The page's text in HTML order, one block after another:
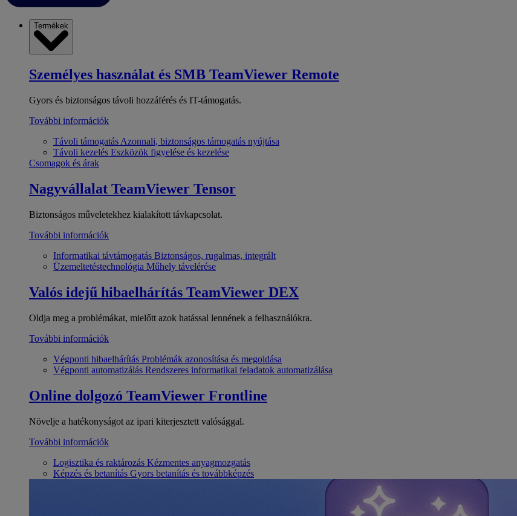
Termékek
Személyes használat és SMB TeamViewer Remote
Gyors és biztonságos távoli hozzáférés és IT-támogatás.
További információk
Távoli támogatás Azonnali, biztonságos támogatás nyújtása
Távoli kezelés Eszközök figyelése és kezelése
Csomagok és árak
Nagyvállalat TeamViewer Tensor
Biztonságos műveletekhez kialakított távkapcsolat.
További információk
Informatikai távtámogatás Biztonságos, rugalmas, integrált
Üzemeltetéstechnológia Műhely távelérése
Valós idejű hibaelhárítás TeamViewer DEX
Oldja meg a problémákat, mielőtt azok hatással lennének a felhasználókra.
További információk
Végponti hibaelhárítás Problémák azonosítása és megoldása
Végponti automatizálás Rendszeres informatikai feladatok automatizálása
Online dolgozó TeamViewer Frontline
Növelje a hatékonyságot az ipari kiterjesztett valósággal.
További információk
Logisztika és raktározás Kézmentes anyagmozgatás
Képzés és betanítás Gyors betanítás és továbbképzés